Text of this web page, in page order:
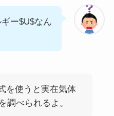
ー$U$なん
を使うと実在気体
調べられるよ。